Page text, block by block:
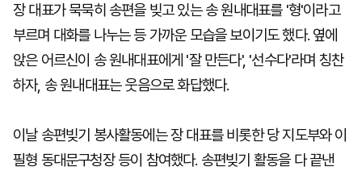
장 대표가 묵묵히 송편을 빚고 있는 송 원내대표를 '형'이라고
부르며 대화를 나누는 등 가까운 모습을 보이기도 했다. 옆에
앉은 어르신이 송 원내대표에게 '잘 만든다', '선수다'라며 칭찬
하자, 송 원내대표는 웃음으로 화답했다.
이날 송편빚기 봉사활동에는 장 대표를 비롯한 당 지도부와 이
필형 동대문구청장 등이 참여했다. 송편빚기 활동을 다 끝낸